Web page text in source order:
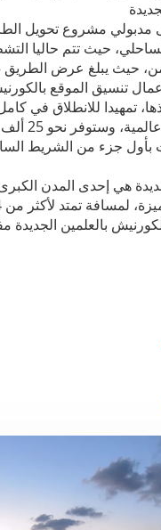
مدبولي مشروع تحويل
حيث تتم حاليا
لأعمال تنسيق الموقع
تمهيدا للانطلاق في
بالعلمين الجديدة